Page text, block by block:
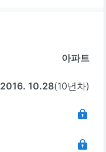
아파트
2016. 10.28(10년차)